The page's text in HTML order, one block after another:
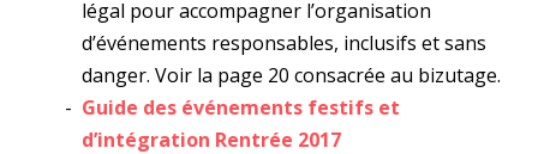
légal pour accompagner l’organisation
d’événements responsables, inclusifs et sans
danger. Voir la page 20 consacrée au bizutage.
Guide des événements festifs et
d’intégration Rentrée 2017